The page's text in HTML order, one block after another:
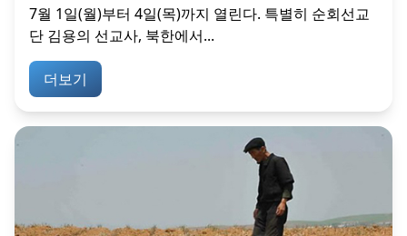
7월 1일(월)부터 4일(목)까지 열린다. 특별히 순회선교
단 김용의 선교사, 북한에서...
더보기